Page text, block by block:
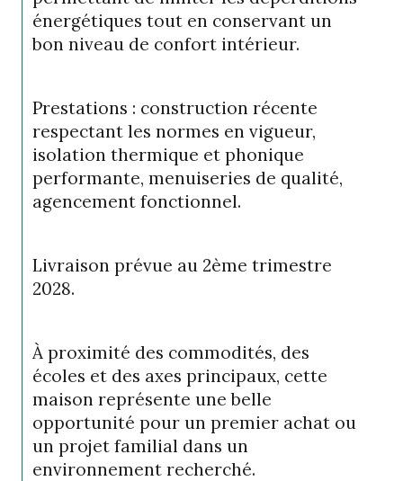
énergétiques tout en conservant un
bon niveau de confort intérieur.
Prestations : construction récente
respectant les normes en vigueur,
isolation thermique et phonique
performante, menuiseries de qualité,
agencement fonctionnel.
Livraison prévue au 2ème trimestre
2028.
À proximité des commodités, des
écoles et des axes principaux, cette
maison représente une belle
opportunité pour un premier achat ou
un projet familial dans un
environnement recherché.